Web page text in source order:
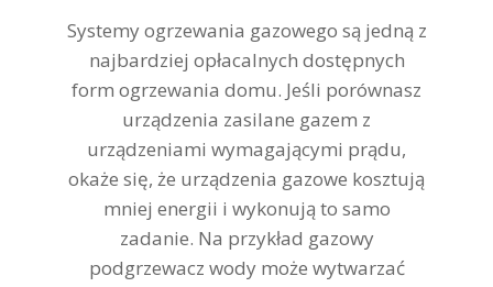
25
Systemy ogrzewania gazowego są jedną z
najbardziej opłacalnych dostępnych
form ogrzewania domu. Jeśli porównasz
urządzenia zasilane gazem z
urządzeniami wymagającymi prądu,
okaże się, że urządzenia gazowe kosztują
mniej energii i wykonują to samo
zadanie. Na przykład gazowy
podgrzewacz wody może wytwarzać